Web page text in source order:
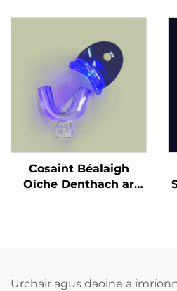
Inbhuanaithe do
Cosanta Dothain EVA
Dá Dhathach do MMA
Anrochtáin
Cosaint Béalaigh
Oíche Denthach ar
Bainneadh Fiacla
Urchair agus daoine a